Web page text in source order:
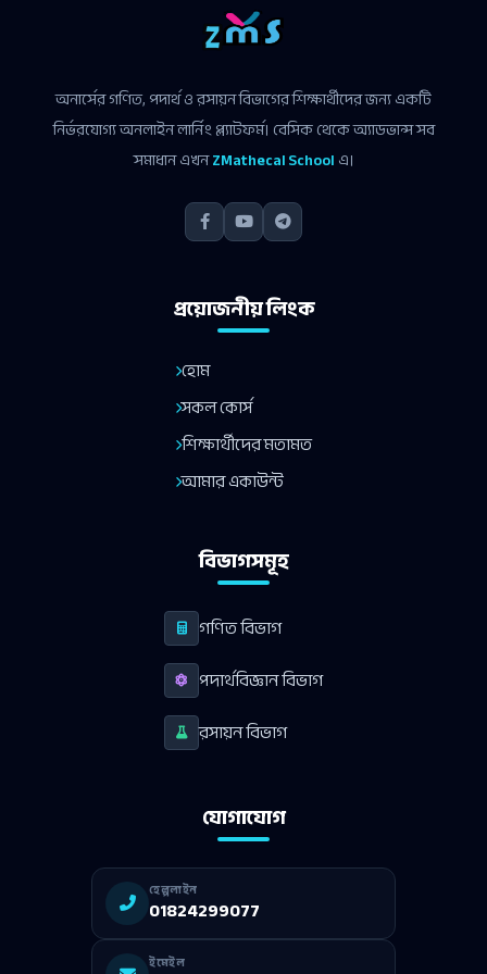
অনার্সের গণিত, পদার্থ ও রসায়ন বিভাগের শিক্ষার্থীদের জন্য একটি
নির্ভরযোগ্য অনলাইন লার্নিং প্ল্যাটফর্ম। বেসিক থেকে অ্যাডভান্স সব
সমাধান এখনZMathecal Schoolএ।
প্রয়োজনীয় লিংক
হোম
সকল কোর্স
শিক্ষার্থীদের মতামত
আমার একাউন্ট
বিভাগসমূহ
গণিত বিভাগ
পদার্থবিজ্ঞান বিভাগ
রসায়ন বিভাগ
যোগাযোগ
হেল্পলাইন
01824299077
ইমেইল